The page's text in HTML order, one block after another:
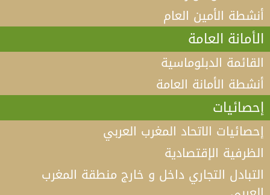
أنشطة الأمين العام
الأمانة العامة
القائمة الدبلوماسية
أنشطة الأمانة العامة
إحصائيات
إحصائيات الاتحاد المغرب العربي
الظرفية الإقتصادية
التبادل التجاري داخل و خارج منطقة المغرب